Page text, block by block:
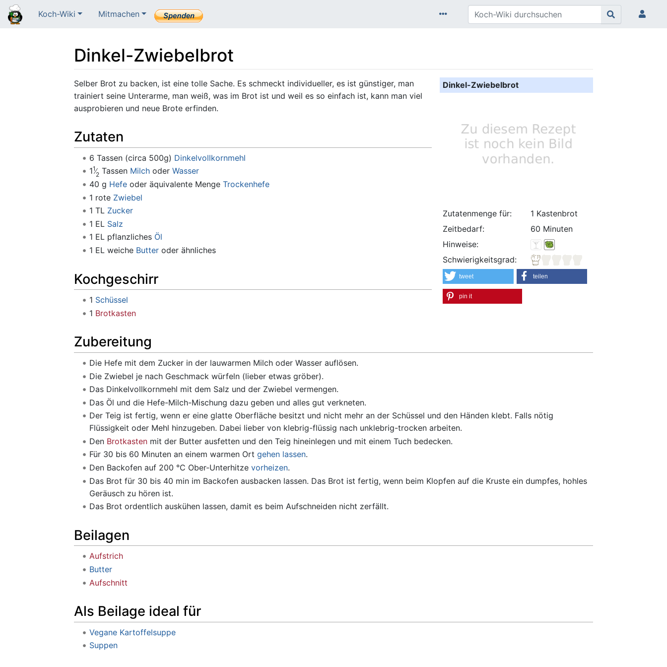
Koch-Wiki Mitmachen
Dinkel-Zwiebelbrot
Wechseln zu:Navigation,Suche Dinkel-Zwiebelbrot
Zutatenmenge für:
1 Kastenbrot
Zeitbedarf:
60 Minuten
Hinweise:
Schwierigkeitsgrad:
tweet teilen
pin it
Selber Brot zu backen, ist eine tolle Sache. Es schmeckt individueller, es ist günstiger, man
trainiert seine Unterarme, man weiß, was im Brot ist und weil es so einfach ist, kann man viel
ausprobieren und neue Brote erfinden.
Zutaten
6 Tassen (circa 500g) Dinkelvollkornmehl
11
2Tassen Milchoder Wasser
40 g Hefeoder äquivalente Menge Trockenhefe
1 rote Zwiebel
1 TL Zucker
1 EL Salz
1 EL pflanzliches Öl
1 EL weiche Butteroder ähnliches
Kochgeschirr
1 Schüssel
1 Brotkasten
Zubereitung
Die Hefe mit dem Zucker in der lauwarmen Milch oder Wasser auflösen.
Die Zwiebel je nach Geschmack würfeln (lieber etwas gröber).
Das Dinkelvollkornmehl mit dem Salz und der Zwiebel vermengen.
Das Öl und die Hefe-Milch-Mischung dazu geben und alles gut verkneten.
Der Teig ist fertig, wenn er eine glatte Oberfläche besitzt und nicht mehr an der Schüssel und den Händen klebt. Falls nötig
Flüssigkeit oder Mehl hinzugeben. Dabei lieber von klebrig-flüssig nach unklebrig-trocken arbeiten.
Den Brotkastenmit der Butter ausfetten und den Teig hineinlegen und mit einem Tuch bedecken.
Für 30 bis 60 Minuten an einem warmen Ort gehen lassen.
Den Backofen auf 200 °C Ober-Unterhitze vorheizen.
Das Brot für 30 bis 40 min im Backofen ausbacken lassen. Das Brot ist fertig, wenn beim Klopfen auf die Kruste ein dumpfes, hohles
Geräusch zu hören ist.
Das Brot ordentlich auskühen lassen, damit es beim Aufschneiden nicht zerfällt.
Beilagen
Aufstrich
Butter
Aufschnitt
Als Beilage ideal für
Vegane Kartoffelsuppe
Suppen